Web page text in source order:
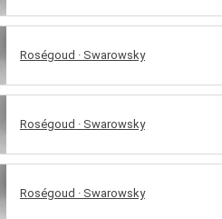
Roségoud · Swarowsky
Roségoud · Swarowsky
Roségoud · Swarowsky